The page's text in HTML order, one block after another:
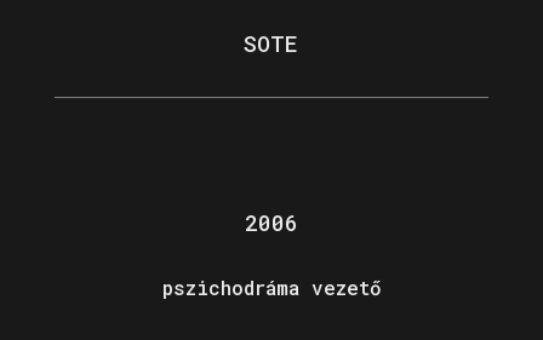
SOTE
2006
pszichodráma vezető